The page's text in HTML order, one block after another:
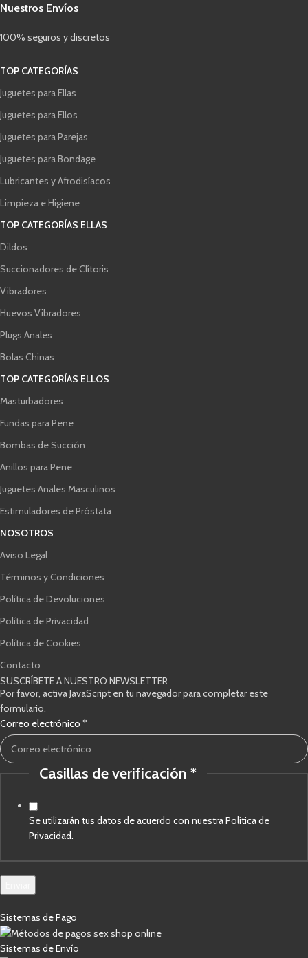
Nuestros Envíos
100% seguros y discretos
TOP CATEGORÍAS
Juguetes para Ellas
Juguetes para Ellos
Juguetes para Parejas
Juguetes para Bondage
Lubricantes y Afrodisíacos
Limpieza e Higiene
TOP CATEGORÍAS ELLAS
Dildos
Succionadores de Clítoris
Vibradores
Huevos Vibradores
Plugs Anales
Bolas Chinas
TOP CATEGORÍAS ELLOS
Masturbadores
Fundas para Pene
Bombas de Succión
Anillos para Pene
Juguetes Anales Masculinos
Estimuladores de Próstata
NOSOTROS
Aviso Legal
Términos y Condiciones
Política de Devoluciones
Política de Privacidad
Política de Cookies
Contacto
SUSCRÍBETE A NUESTRO NEWSLETTER
Por favor, activa JavaScript en tu navegador para completar este
formulario.
electrónico
verificación
Correo
Correo electrónico *
Casillas de verificación *
Se utilizarán tus datos de acuerdo con nuestra Política de
Privacidad.
Sistemas de Pago
Sistemas de Envío